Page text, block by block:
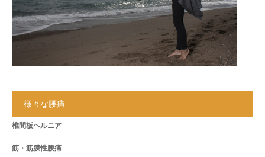
様々な腰痛
椎間板ヘルニア
筋・筋膜性腰痛